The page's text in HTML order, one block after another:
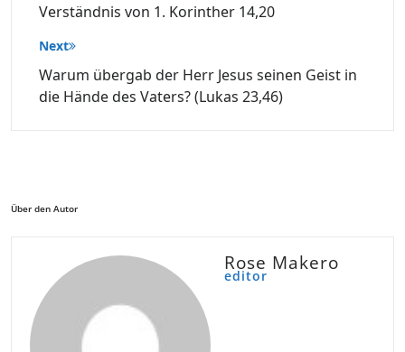
Verständnis von 1. Korinther 14,20
Next
Warum übergab der Herr Jesus seinen Geist in
die Hände des Vaters? (Lukas 23,46)
Über den Autor
Rose Makero
editor